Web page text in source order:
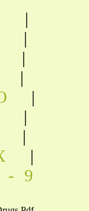
|
|
|
|
|
|
|
|
9